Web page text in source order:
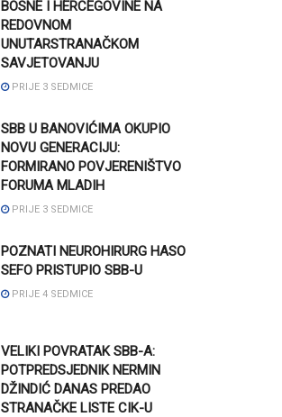
BOSNE I HERCEGOVINE NA
REDOVNOM
UNUTARSTRANAČKOM
SAVJETOVANJU
PRIJE 3 SEDMICE
SBB U BANOVIĆIMA OKUPIO
NOVU GENERACIJU:
FORMIRANO POVJERENIŠTVO
FORUMA MLADIH
PRIJE 3 SEDMICE
POZNATI NEUROHIRURG HASO
SEFO PRISTUPIO SBB-U
PRIJE 4 SEDMICE
VELIKI POVRATAK SBB-A:
POTPREDSJEDNIK NERMIN
DŽINDIĆ DANAS PREDAO
STRANAČKE LISTE CIK-U